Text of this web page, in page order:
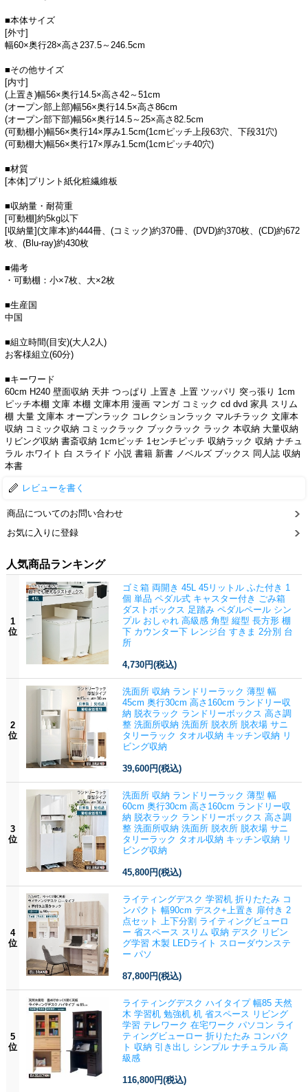
■本体サイズ
[外寸]
幅60×奥行28×高さ237.5～246.5cm
■その他サイズ
[内寸]
(上置き)幅56×奥行14.5×高さ42～51cm
(オープン部上部)幅56×奥行14.5×高さ86cm
(オープン部下部)幅56×奥行14.5～25×高さ82.5cm
(可動棚小)幅56×奥行14×厚み1.5cm(1cmピッチ上段63穴、下段31穴)
(可動棚大)幅56×奥行17×厚み1.5cm(1cmピッチ40穴)
■材質
[本体]プリント紙化粧繊維板
■収納量・耐荷重
[可動棚]約5kg以下
[収納量](文庫本)約444冊、(コミック)約370冊、(DVD)約370枚、(CD)約672
枚、(Blu-ray)約430枚
■備考
・可動棚：小×7枚、大×2枚
■生産国
中国
■組立時間(目安)(大人2人)
お客様組立(60分)
■キーワード
60cm H240 壁面収納 天井 つっぱり 上置き 上置 ツッパリ 突っ張り 1cm
ピッチ本棚 文庫 本棚 文庫本用 漫画 マンガ コミック cd dvd 家具 スリム
棚 大量 文庫本 オープンラック コレクションラック マルチラック 文庫本
収納 コミック収納 コミックラック ブックラック ラック 本収納 大量収納
リビング収納 書斎収納 1cmピッチ 1センチピッチ 収納ラック 収納 ナチュ
ラル ホワイト 白 スライド 小説 書籍 新書 ノベルズ ブックス 同人誌 収納
本書
レビューを書く
商品についてのお問い合わせ
お気に入りに登録
人気商品ランキング
1
位
ゴミ箱 両開き 45L 45リットル ふた付き 1
個 単品 ペダル式 キャスター付き ごみ箱
ダストボックス 足踏み ペダルペール シン
プル おしゃれ 高級感 角型 縦型 長方形 棚
下 カウンター下 レンジ台 すきま 2分別 台
所
4,730円(税込)
2
位
洗面所 収納 ランドリーラック 薄型 幅
45cm 奥行30cm 高さ160cm ランドリー収
納 脱衣ラック ランドリーボックス 高さ調
整 洗面所収納 洗面所 脱衣所 脱衣場 サニ
タリーラック タオル収納 キッチン収納 リ
ビング収納
39,600円(税込)
3
位
洗面所 収納 ランドリーラック 薄型 幅
60cm 奥行30cm 高さ160cm ランドリー収
納 脱衣ラック ランドリーボックス 高さ調
整 洗面所収納 洗面所 脱衣所 脱衣場 サニ
タリーラック タオル収納 キッチン収納 リ
ビング収納
45,800円(税込)
4
位
ライティングデスク 学習机 折りたたみ コ
ンパクト 幅90cm デスク+上置き 扉付き 2
点セット 上下分割 ライティングビューロ
ー 省スペース スリム 収納 デスク リビン
グ学習 木製 LEDライト スローダウンステ
ー パソ
87,800円(税込)
5
位
ライティングデスク ハイタイプ 幅85 天然
木 学習机 勉強机 机 省スペース リビング
学習 テレワーク 在宅ワーク パソコン ライ
ティングビューロー 折りたたみ コンパク
ト 収納 引き出し シンプル ナチュラル 高
級感
116,800円(税込)